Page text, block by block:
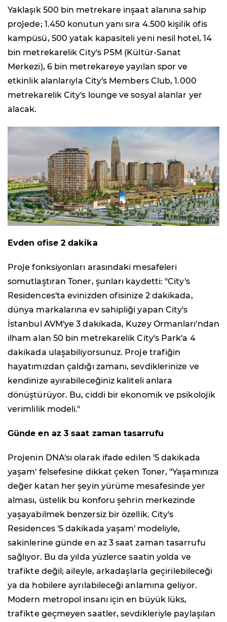
Yaklaşık 500 bin metrekare inşaat alanına sahip
projede; 1.450 konutun yanı sıra 4.500 kişilik ofis
kampüsü, 500 yatak kapasiteli yeni nesil hotel, 14
bin metrekarelik City's PSM (Kültür-Sanat
Merkezi), 6 bin metrekareye yayılan spor ve
etkinlik alanlarıyla City's Members Club, 1.000
metrekarelik City's lounge ve sosyal alanlar yer
alacak.
Evden ofise 2 dakika
Proje fonksiyonları arasındaki mesafeleri
somutlaştıran Toner, şunları kaydetti: "City's
Residences'ta evinizden ofisinize 2 dakikada,
dünya markalarına ev sahipliği yapan City's
İstanbul AVM'ye 3 dakikada, Kuzey Ormanları'ndan
ilham alan 50 bin metrekarelik City's Park'a 4
dakikada ulaşabiliyorsunuz. Proje trafiğin
hayatımızdan çaldığı zamanı, sevdiklerinize ve
kendinize ayırabileceğiniz kaliteli anlara
dönüştürüyor. Bu, ciddi bir ekonomik ve psikolojik
verimlilik modeli."
Günde en az 3 saat zaman tasarrufu
Projenin DNA'sı olarak ifade edilen '5 dakikada
yaşam' felsefesine dikkat çeken Toner, "Yaşamınıza
değer katan her şeyin yürüme mesafesinde yer
alması, üstelik bu konforu şehrin merkezinde
yaşayabilmek benzersiz bir özellik. City's
Residences '5 dakikada yaşam' modeliyle,
sakinlerine günde en az 3 saat zaman tasarrufu
sağlıyor. Bu da yılda yüzlerce saatin yolda ve
trafikte değil; aileyle, arkadaşlarla geçirilebileceği
ya da hobilere ayrılabileceği anlamına geliyor.
Modern metropol insanı için en büyük lüks,
trafikte geçmeyen saatler, sevdikleriyle paylaşılan